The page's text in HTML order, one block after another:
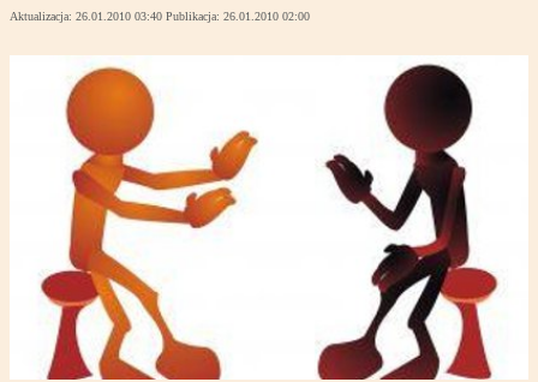
Aktualizacja: 26.01.2010 03:40 Publikacja: 26.01.2010 02:00